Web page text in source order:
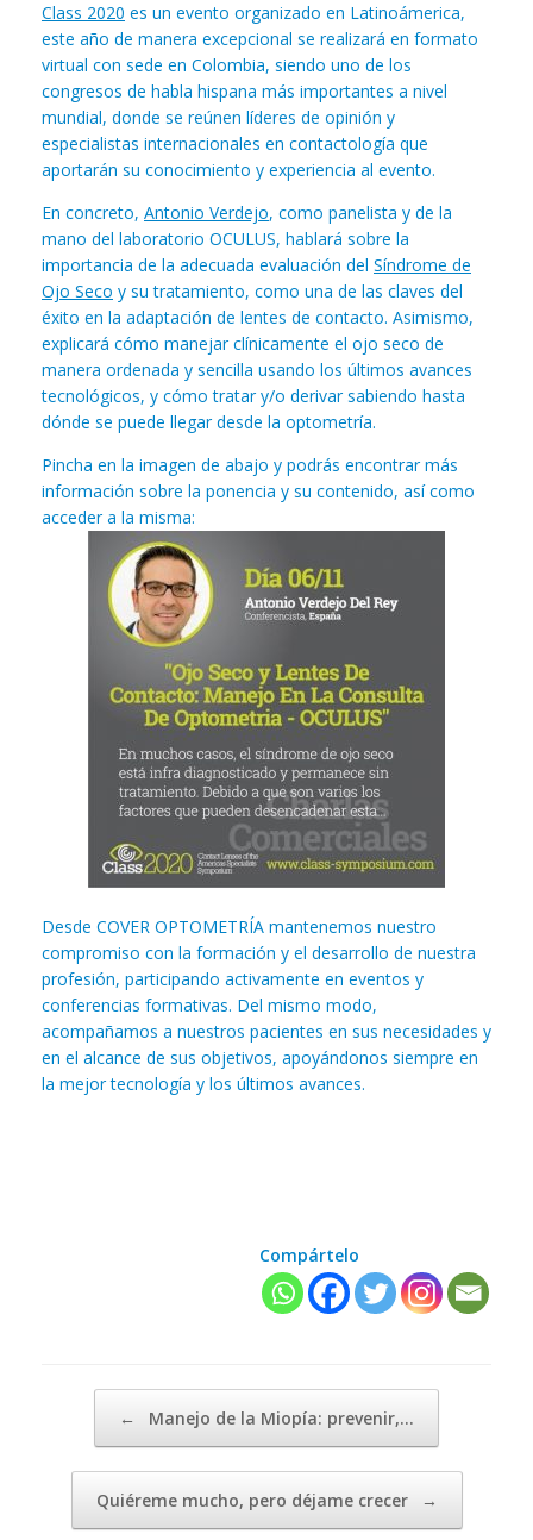
Class 2020 es un evento organizado en Latinoámerica,
este año de manera excepcional se realizará en formato
virtual con sede en Colombia, siendo uno de los
congresos de habla hispana más importantes a nivel
mundial, donde se reúnen líderes de opinión y
especialistas internacionales en contactología que
aportarán su conocimiento y experiencia al evento.
En concreto, Antonio Verdejo, como panelista y de la
mano del laboratorio OCULUS, hablará sobre la
importancia de la adecuada evaluación del Síndrome de
Ojo Seco y su tratamiento, como una de las claves del
éxito en la adaptación de lentes de contacto. Asimismo,
explicará cómo manejar clínicamente el ojo seco de
manera ordenada y sencilla usando los últimos avances
tecnológicos, y cómo tratar y/o derivar sabiendo hasta
dónde se puede llegar desde la optometría.
Pincha en la imagen de abajo y podrás encontrar más
información sobre la ponencia y su contenido, así como
acceder a la misma:
Desde COVER OPTOMETRÍA mantenemos nuestro
compromiso con la formación y el desarrollo de nuestra
profesión, participando activamente en eventos y
conferencias formativas. Del mismo modo,
acompañamos a nuestros pacientes en sus necesidades y
en el alcance de sus objetivos, apoyándonos siempre en
la mejor tecnología y los últimos avances.
Compártelo
← Manejo de la Miopía: prevenir,…
Quiéreme mucho, pero déjame crecer →